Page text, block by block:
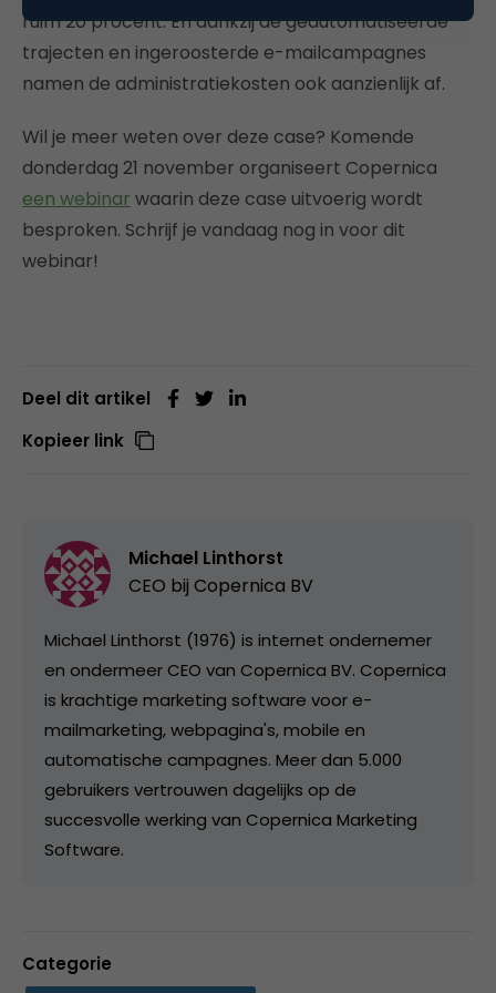
ruim 20 procent. En dankzij de geautomatiseerde
trajecten en ingeroosterde e-mailcampagnes
namen de administratiekosten ook aanzienlijk af.
Wil je meer weten over deze case? Komende
donderdag 21 november organiseert Copernica
een webinar waarin deze case uitvoerig wordt
besproken. Schrijf je vandaag nog in voor dit
webinar!
Deel dit artikel
Kopieer link
Michael Linthorst
CEO bij Copernica BV
Michael Linthorst (1976) is internet ondernemer
en ondermeer CEO van Copernica BV. Copernica
is krachtige marketing software voor e-
mailmarketing, webpagina's, mobile en
automatische campagnes. Meer dan 5.000
gebruikers vertrouwen dagelijks op de
succesvolle werking van Copernica Marketing
Software.
Categorie